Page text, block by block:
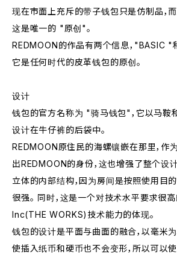
现在市面上充斥的带子钱包只是仿制品，
这是唯一的 "原创"。
REDMOON的作品有两个信息，"BASIC "
它是任何时代的皮革钱包的原创。
设计
钱包的官方名称为 "骑马钱包"，它以马鞍
设计在牛仔裤的后袋中。
REDMOON原住民的海螺镶嵌在那里，作
出REDMOON的身份，这也增强了整个设计
立体的内部结构，因为房间是按照使用目
很强。 同时，这是一个对技术水平要求很
Inc(THE WORKS)技术能力的体现。
钱包的设计是平面与曲面的融合，以毫米为
使插入纸币和硬币也不会变形，所以可以使